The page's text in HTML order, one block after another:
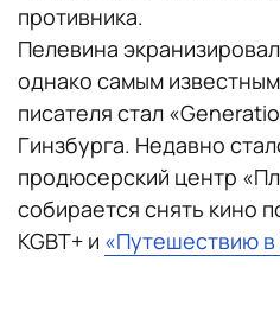
противника.
Пелевина
однако самым
писателя стал
Гинзбурга. Недавно
продюсерский центр
собирается снять кино
KGBT+ и «Путешествию